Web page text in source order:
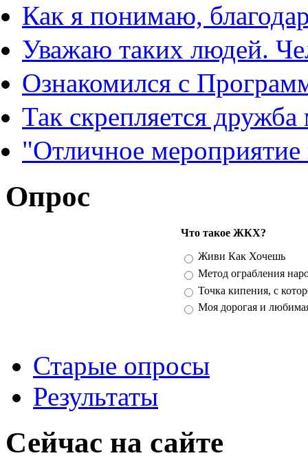
Как я понимаю,
Уважаю таких людей.
Ознакомился с
Так скрепляется
"Отличное мероприятие
Опрос
Что такое ЖКХ?
Варианты
Живи Как Хочешь
Метод ограбления
Точка кипения, с
Моя дорогая и
Старые опросы
Результаты
Сейчас на сайте